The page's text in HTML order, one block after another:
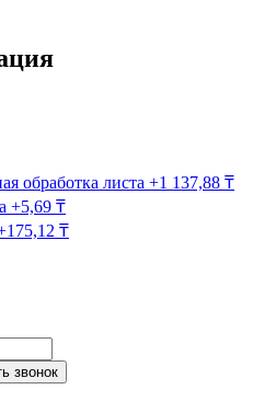
обработка листа +1 137,88 ₸
+5,69 ₸
175,12 ₸
звонок